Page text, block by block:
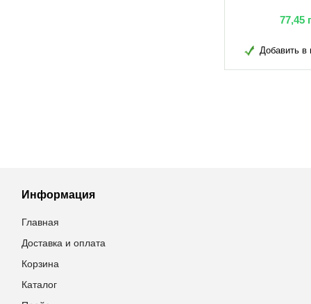
77,45
Добавить в
Информация
Главная
Доставка и оплата
Корзина
Каталог